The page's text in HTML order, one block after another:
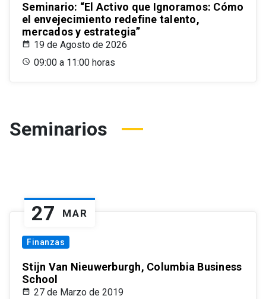
Seminario: “El Activo que Ignoramos: Cómo
el envejecimiento redefine talento,
mercados y estrategia”
19 de Agosto de 2026
09:00 a 11:00 horas
Seminarios
27 MAR
Finanzas
Stijn Van Nieuwerburgh, Columbia Business
School
27 de Marzo de 2019